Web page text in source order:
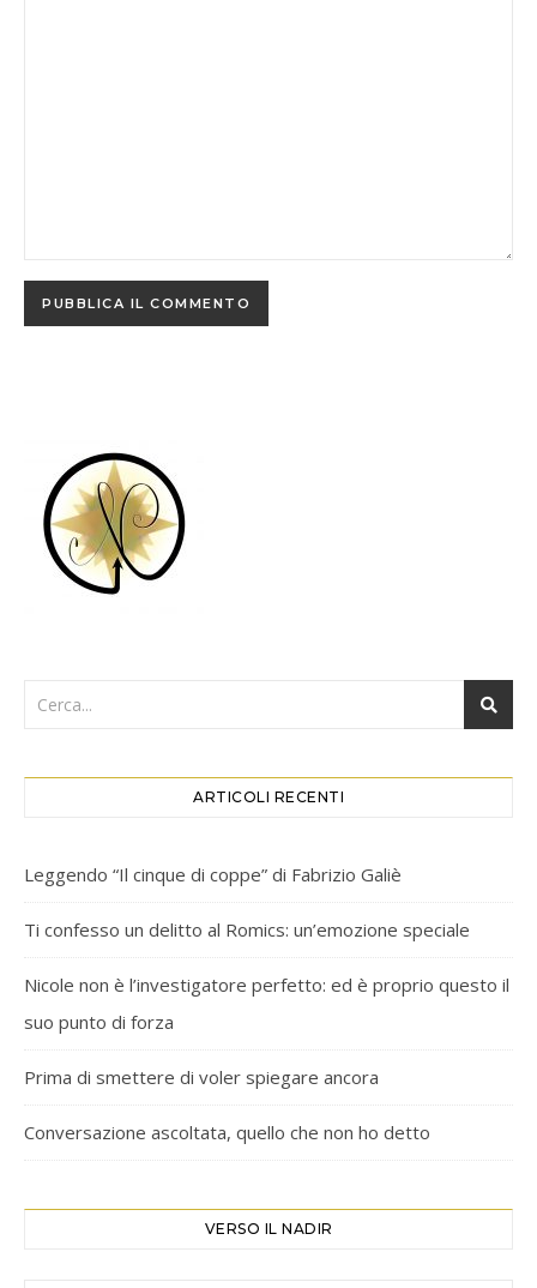
ARTICOLI RECENTI
Leggendo “Il cinque di coppe” di Fabrizio Galiè
Ti confesso un delitto al Romics: un’emozione speciale
Nicole non è l’investigatore perfetto: ed è proprio questo il
suo punto di forza
Prima di smettere di voler spiegare ancora
Conversazione ascoltata, quello che non ho detto
VERSO IL NADIR